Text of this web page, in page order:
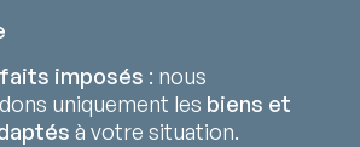
imposés : nous
uniquement les biens et
à votre situation.